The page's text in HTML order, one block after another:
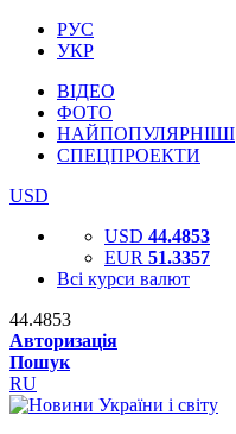
РУС
УКР
ВІДЕО
ФОТО
НАЙПОПУЛЯРНІШІ
СПЕЦПРОЕКТИ
USD
USD 44.4853
EUR 51.3357
Всі курси валют
44.4853
Авторизація
Пошук
RU